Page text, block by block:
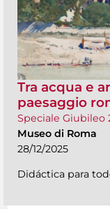
Tra acqua e
paesaggio
Speciale Giubileo
Museo di Roma
28/12/2025
Didáctica para